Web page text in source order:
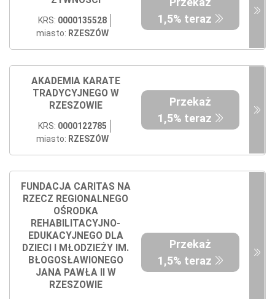
KRS: 0000135528
miasto: RZESZÓW
1,5% teraz
AKADEMIA KARATE
TRADYCYJNEGO W
RZESZOWIE
KRS: 0000122785
miasto: RZESZÓW
Przekaż
1,5% teraz
FUNDACJA CARITAS NA
RZECZ REGIONALNEGO
OŚRODKA
REHABILITACYJNO-
EDUKACYJNEGO DLA
DZIECI I MŁODZIEŻY IM.
BŁOGOSŁAWIONEGO
JANA PAWŁA II W
RZESZOWIE
Przekaż
1,5% teraz